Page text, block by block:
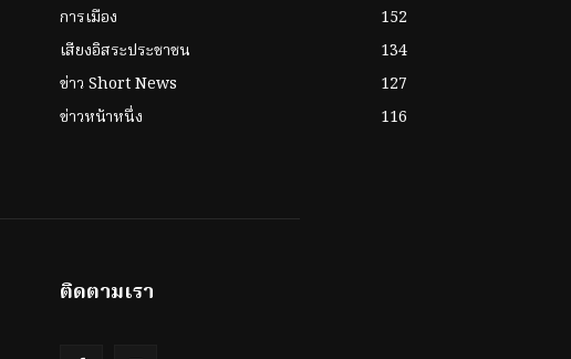
การเมือง
152
เสียงอิสระประชาชน
134
ข่าว Short News
127
ข่าวหน้าหนึ่ง
116
ติดตามเรา